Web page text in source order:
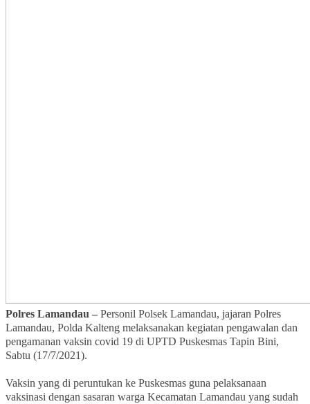
Polres Lamandau – Personil Polsek Lamandau, jajaran Polres
Lamandau, Polda Kalteng melaksanakan kegiatan pengawalan dan
pengamanan vaksin covid 19 di UPTD Puskesmas Tapin Bini,
Sabtu (17/7/2021).
Vaksin yang di peruntukan ke Puskesmas guna pelaksanaan
vaksinasi dengan sasaran warga Kecamatan Lamandau yang sudah